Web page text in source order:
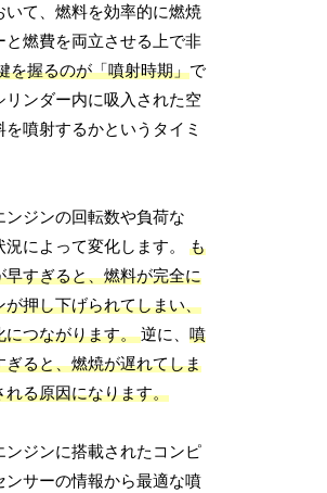
いて、燃料を効率的に燃焼
と燃費を両立させる上で非
を握るのが「噴射時期」で
リンダー内に吸入された空
噴射するかというタイミ
ジンの回転数や負荷な
況によって変化します。も
早すぎると、燃料が完全に
が押し下げられてしまい、
につながります。逆に、噴
ぎると、燃焼が遅れてしま
れる原因になります。
ンジンに搭載されたコンピ
ンサーの情報から最適な噴